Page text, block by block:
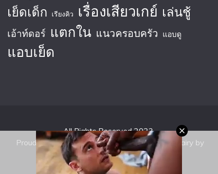
เย็ดเด็ก เรียงคิว เรื่องเสียวเกย์ เล่นชู้
เอ้าท์ดอร์ แตกใน แนวครอบครัว แอบดู
แอบเย็ด
All Rights Reserved 2023.
Proudly powered by WordPress
|
Theme: Fairy by
Candid Themes.